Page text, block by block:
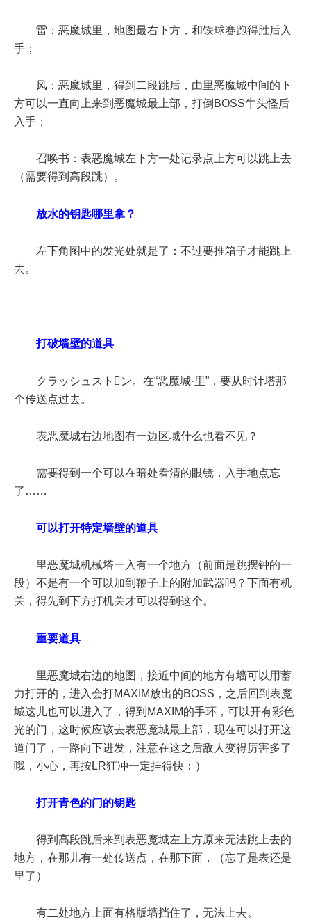
雷：恶魔城里，地图最右下方，和铁球赛跑得胜后入
手；
风：恶魔城里，得到二段跳后，由里恶魔城中间的下
方可以一直向上来到恶魔城最上部，打倒BOSS牛头怪后
入手；
召唤书：表恶魔城左下方一处记录点上方可以跳上去
（需要得到高段跳）。
放水的钥匙哪里拿？
左下角图中的发光处就是了：不过要推箱子才能跳上
去。
打破墙壁的道具
クラッシュストン。在“恶魔城·里”，要从时计塔那
个传送点过去。
表恶魔城右边地图有一边区域什么也看不见？
需要得到一个可以在暗处看清的眼镜，入手地点忘
了……
可以打开特定墙壁的道具
里恶魔城机械塔一入有一个地方（前面是跳摆钟的一
段）不是有一个可以加到鞭子上的附加武器吗？下面有机
关，得先到下方打机关才可以得到这个。
重要道具
里恶魔城右边的地图，接近中间的地方有墙可以用蓄
力打开的，进入会打MAXIM放出的BOSS，之后回到表魔
城这儿也可以进入了，得到MAXIM的手环，可以开有彩色
光的门，这时候应该去表恶魔城最上部，现在可以打开这
道门了，一路向下进发，注意在这之后敌人变得厉害多了
哦，小心，再按LR狂冲一定挂得快：）
打开青色的门的钥匙
得到高段跳后来到表恶魔城左上方原来无法跳上去的
地方，在那儿有一处传送点，在那下面，（忘了是表还是
里了）
有二处地方上面有格版墙挡住了，无法上去。